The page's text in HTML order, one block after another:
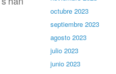
octubre 2023
septiembre 2023
agosto 2023
julio 2023
junio 2023